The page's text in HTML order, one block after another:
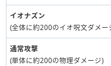
イオナズン
(全体に約200のイオ呪文ダメー
通常攻撃
(単体に約200の物理ダメージ)